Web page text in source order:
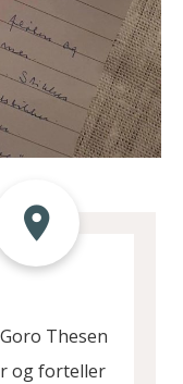
Thesen
og forteller